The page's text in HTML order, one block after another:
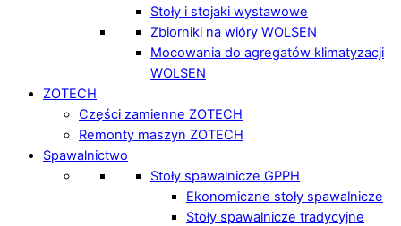
Stoły i stojaki wystawowe
Zbiorniki na wióry WOLSEN
Mocowania do agregatów klimatyzacji
WOLSEN
ZOTECH
Części zamienne ZOTECH
Remonty maszyn ZOTECH
Spawalnictwo
Stoły spawalnicze GPPH
Ekonomiczne stoły spawalnicze
Stoły spawalnicze tradycyjne